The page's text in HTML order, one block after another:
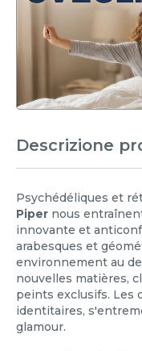
Descrizione
Psychédéliques et
Piper nous
innovante et
arabesques et
environnement au
nouvelles matières,
peints exclusifs. Les
identitaires,
glamour.